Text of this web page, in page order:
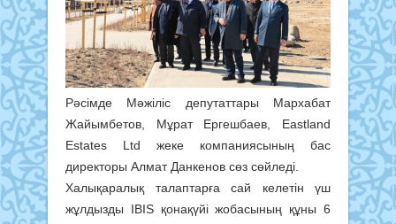
Рәсімде Мәжіліс депутаттары Мархабат
Жайымбетов, Мұрат Ергешбаев, Eastland
Estates Ltd жеке компаниясының бас
директоры Алмат Данкенов сөз сөйледі.
Халықаралық талаптарға сай келетін үш
жұлдызды IBIS қонақүйі жобасының құны 6